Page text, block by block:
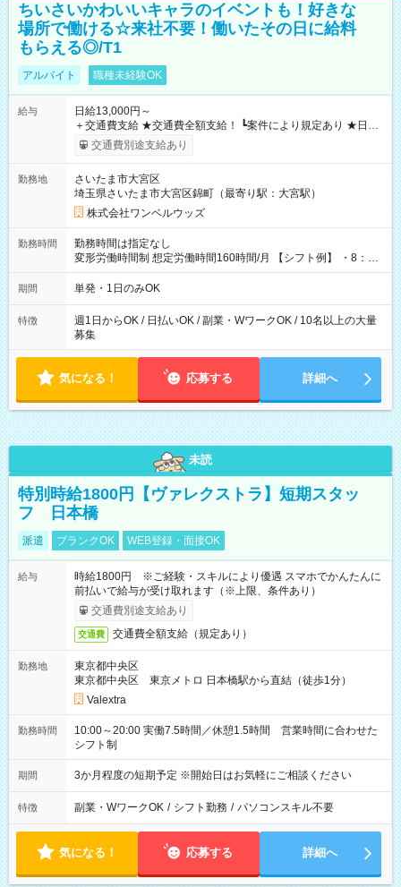
ちいさいかわいいキャラのイベントも！好きな
場所で働ける☆来社不要！働いたその日に給料
もらえる◎/T1
アルバイト 職種未経験OK
給与
日給13,000円～
＋交通費支給 ★交通費全額支給！ ┗案件により規定あり ★日払
いOK！（規定あり） ┗働いたその日に現金GET♪ お仕事後はコ
ンビニATMから 日払い分を引き落とせます！ 【試用期間】試
交通費別途支給あり
勤務地
さいたま市大宮区
埼玉県さいたま市大宮区錦町（最寄り駅：大宮駅）
株式会社ワンベルウッズ
勤務時間
勤務時間は指定なし
変形労働時間制 想定労働時間160時間/月 【シフト例】 ・8：00
～21：00
期間 単発・1日のみOK
特徴
週1日からOK / 日払いOK / 副業・WワークOK / 10名以上の大量
募集
気になる！ 応募する 詳細へ
未読
特別時給1800円【ヴァレクストラ】短期スタッ
フ 日本橋
派遣 ブランクOK WEB登録・面接OK
給与
時給1800円 ※ご経験・スキルにより優遇 スマホでかんたんに
前払いで給与が受け取れます（※上限、条件あり）
交通費別途支給あり
交通費 交通費全額支給（規定あり）
勤務地
東京都中央区
東京都中央区 東京メトロ 日本橋駅から直結（徒歩1分）
Valextra
勤務時間
10:00～20:00 実働7.5時間／休憩1.5時間 営業時間に合わせた
シフト制
期間 3か月程度の短期予定 ※開始日はお気軽にご相談ください
特徴 副業・WワークOK / シフト勤務 / パソコンスキル不要
気になる！ 応募する 詳細へ